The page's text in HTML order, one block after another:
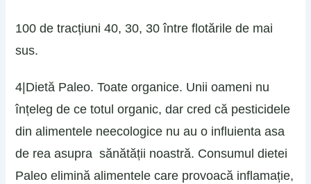
100 de tracțiuni 40, 30, 30 între flotările de mai
sus.
4|Dietă Paleo. Toate organice. Unii oameni nu
înțeleg de ce totul organic, dar cred că pesticidele
din alimentele neecologice nu au o influienta asa
de rea asupra sănătății noastră. Consumul dietei
Paleo elimină alimentele care provoacă inflamație,